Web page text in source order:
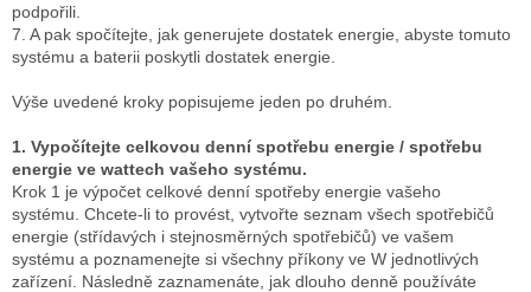
podpořili.
7. A pak spočítejte, jak generujete dostatek energie, abyste tomuto
systému a baterii poskytli dostatek energie.
Výše uvedené kroky popisujeme jeden po druhém.
1. Vypočítejte celkovou denní spotřebu energie / spotřebu
energie ve wattech vašeho systému.
Krok 1 je výpočet celkové denní spotřeby energie vašeho
systému. Chcete-li to provést, vytvořte seznam všech spotřebičů
energie (střídavých i stejnosměrných spotřebičů) ve vašem
systému a poznamenejte si všechny příkony ve W jednotlivých
zařízení. Následně zaznamenáte, jak dlouho denně používáte